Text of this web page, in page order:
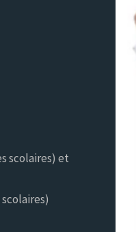
scolaires) et
scolaires)